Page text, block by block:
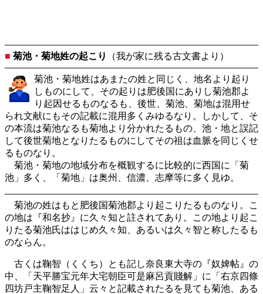
■ 菊池・菊地姓の起こり （我が家に残る古文書より）
菊池・菊地姓はあまたの姓と同じく、地名より起り
しものにして、その起りは肥後国にありし菊池郡よ
り起因せるものなるも、後世、菊池、菊地は混用せ
られ文献にもその記載に混用多くみゆるなり。しかして、そ
の本流は菊池なるも菊地より分かれたるもの、池・地と誤記
して後世菊地となりたるものにしてその祖は血脈を同じくせ
るものなり。
菊池・菊地の地域分布を概観するに比較的に西国に「菊
池」多く、「菊地」は奥州、信濃、志摩等に多く見ゆ。
菊池の姓はもと肥後国菊池郡より起こりたるものなり。こ
の地は『和名抄』に久々知と註されてあり。この地より起こ
りたる菊池氏ははじめ久々知、あるいは久々智と称したるも
のならん。
古くは鞠智（くくち）とも記し奈良東大寺の『奴婢帖』の
中、「天平勝宝元年大宅朝臣可是麻呂貢賤解」に「右京四條
四坊戸主鞠智足人」云々と記載されたるを見ても菊池、ある